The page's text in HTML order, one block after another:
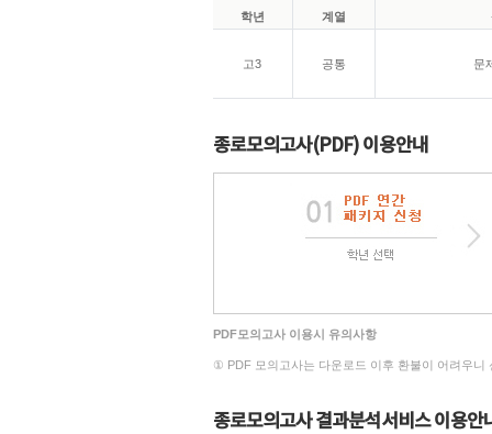
학년 계열
고3 공통 문
종로모의고사(PDF) 이용안내
PDF모의고사 이용시 유의사항
① PDF 모의고사는 다운로드 이후 환불이 어려우니
종로모의고사 결과분석서비스 이용안